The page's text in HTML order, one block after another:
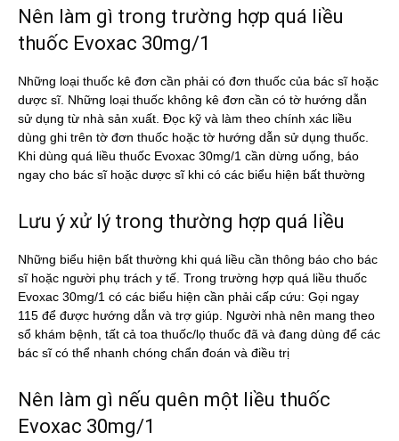
Nên làm gì trong trường hợp quá liều
thuốc Evoxac 30mg/1
Những loại thuốc kê đơn cần phải có đơn thuốc của bác sĩ hoặc
dược sĩ. Những loại thuốc không kê đơn cần có tờ hướng dẫn
sử dụng từ nhà sản xuất. Đọc kỹ và làm theo chính xác liều
dùng ghi trên tờ đơn thuốc hoặc tờ hướng dẫn sử dụng thuốc.
Khi dùng quá liều thuốc Evoxac 30mg/1 cần dừng uống, báo
ngay cho bác sĩ hoặc dược sĩ khi có các biểu hiện bất thường
Lưu ý xử lý trong thường hợp quá liều
Những biểu hiện bất thường khi quá liều cần thông báo cho bác
sĩ hoặc người phụ trách y tế. Trong trường hợp quá liều thuốc
Evoxac 30mg/1 có các biểu hiện cần phải cấp cứu: Gọi ngay
115 để được hướng dẫn và trợ giúp. Người nhà nên mang theo
sổ khám bệnh, tất cả toa thuốc/lọ thuốc đã và đang dùng để các
bác sĩ có thể nhanh chóng chẩn đoán và điều trị
Nên làm gì nếu quên một liều thuốc
Evoxac 30mg/1